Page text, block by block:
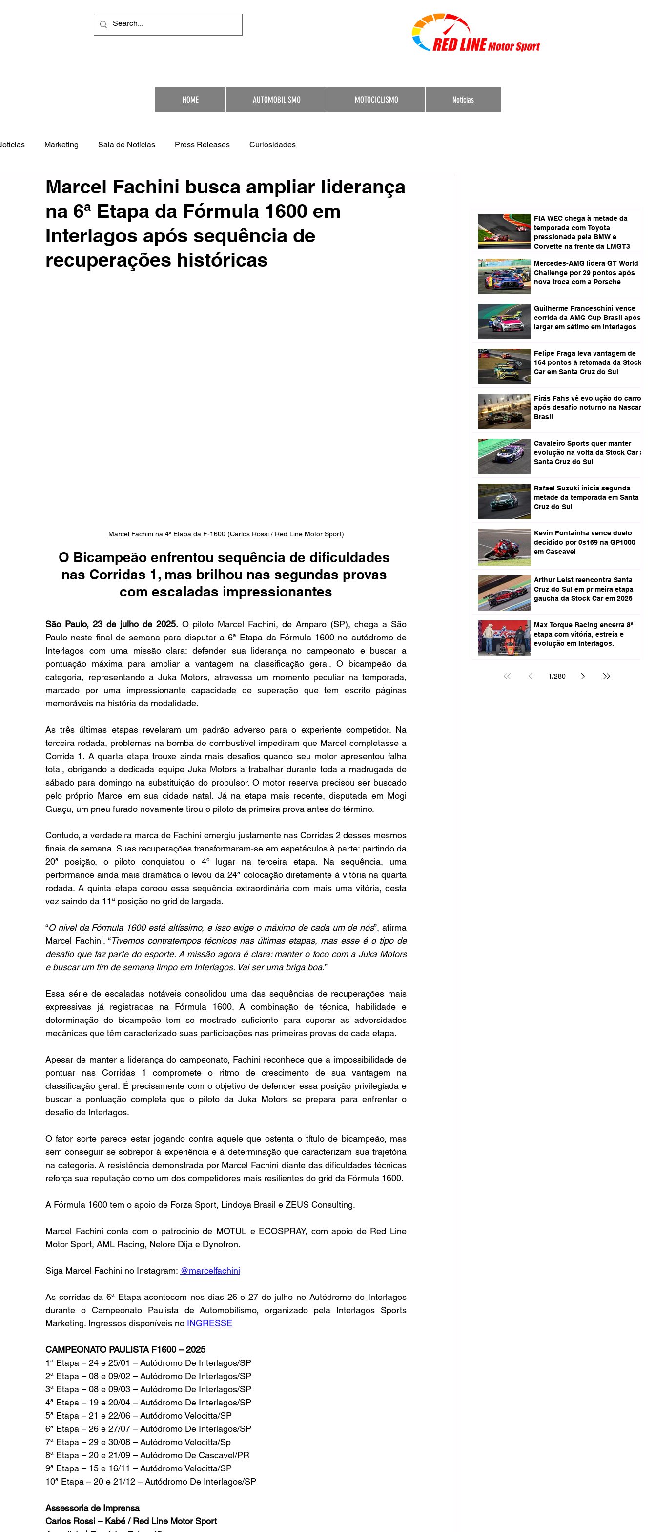
HOME AUTOMOBILISMO MOTOCICLISMO Notícias
Marketing Sala de Notícias Press Releases Curiosidades
Marcel Fachini busca ampliar liderança
na 6ª Etapa da Fórmula 1600 em
Interlagos após sequência de
recuperações históricas
Marcel Fachini na 4ª Etapa da F-1600 (Carlos Rossi / Red Line Motor Sport)
O Bicampeão enfrentou sequência de dificuldades
nas Corridas 1, mas brilhou nas segundas provas
com escaladas impressionantes
São Paulo, 23 de julho de 2025. O piloto Marcel Fachini, de Amparo (SP), chega a São
Paulo neste final de semana para disputar a 6ª Etapa da Fórmula 1600 no autódromo de
Interlagos com uma missão clara: defender sua liderança no campeonato e buscar a
pontuação máxima para ampliar a vantagem na classificação geral. O bicampeão da
categoria, representando a Juka Motors, atravessa um momento peculiar na temporada,
marcado por uma impressionante capacidade de superação que tem escrito páginas
memoráveis na história da modalidade.
As três últimas etapas revelaram um padrão adverso para o experiente competidor. Na
terceira rodada, problemas na bomba de combustível impediram que Marcel completasse a
Corrida 1. A quarta etapa trouxe ainda mais desafios quando seu motor apresentou falha
total, obrigando a dedicada equipe Juka Motors a trabalhar durante toda a madrugada de
sábado para domingo na substituição do propulsor. O motor reserva precisou ser buscado
pelo próprio Marcel em sua cidade natal. Já na etapa mais recente, disputada em Mogi
Guaçu, um pneu furado novamente tirou o piloto da primeira prova antes do término.
Contudo, a verdadeira marca de Fachini emergiu justamente nas Corridas 2 desses mesmos
finais de semana. Suas recuperações transformaram-se em espetáculos à parte: partindo da
20ª posição, o piloto conquistou o 4º lugar na terceira etapa. Na sequência, uma
performance ainda mais dramática o levou da 24ª colocação diretamente à vitória na quarta
rodada. A quinta etapa coroou essa sequência extraordinária com mais uma vitória, desta
vez saindo da 11ª posição no grid de largada.
“O nível da Fórmula 1600 está altíssimo, e isso exige o máximo de cada um de nós”, afirma
Marcel Fachini. “Tivemos contratempos técnicos nas últimas etapas, mas esse é o tipo de
desafio que faz parte do esporte. A missão agora é clara: manter o foco com a Juka Motors
e buscar um fim de semana limpo em Interlagos. Vai ser uma briga boa.”
Essa série de escaladas notáveis consolidou uma das sequências de recuperações mais
expressivas já registradas na Fórmula 1600. A combinação de técnica, habilidade e
determinação do bicampeão tem se mostrado suficiente para superar as adversidades
mecânicas que têm caracterizado suas participações nas primeiras provas de cada etapa.
Apesar de manter a liderança do campeonato, Fachini reconhece que a impossibilidade de
pontuar nas Corridas 1 compromete o ritmo de crescimento de sua vantagem na
classificação geral. É precisamente com o objetivo de defender essa posição privilegiada e
buscar a pontuação completa que o piloto da Juka Motors se prepara para enfrentar o
desafio de Interlagos.
O fator sorte parece estar jogando contra aquele que ostenta o título de bicampeão, mas
sem conseguir se sobrepor à experiência e à determinação que caracterizam sua trajetória
na categoria. A resistência demonstrada por Marcel Fachini diante das dificuldades técnicas
reforça sua reputação como um dos competidores mais resilientes do grid da Fórmula 1600.
A Fórmula 1600 tem o apoio de Forza Sport, Lindoya Brasil e ZEUS Consulting.
Marcel Fachini conta com o patrocínio de MOTUL e ECOSPRAY, com apoio de Red Line
Motor Sport, AML Racing, Nelore Dija e Dynotron.
Siga Marcel Fachini no Instagram: @marcelfachini
As corridas da 6ª Etapa acontecem nos dias 26 e 27 de julho no Autódromo de Interlagos
durante o Campeonato Paulista de Automobilismo, organizado pela Interlagos Sports
Marketing. Ingressos disponíveis no INGRESSE
CAMPEONATO PAULISTA F1600 – 2025
1ª Etapa – 24 e 25/01 – Autódromo De Interlagos/SP
2ª Etapa – 08 e 09/02 – Autódromo De Interlagos/SP
3ª Etapa – 08 e 09/03 – Autódromo De Interlagos/SP
4ª Etapa – 19 e 20/04 – Autódromo De Interlagos/SP
5ª Etapa – 21 e 22/06 – Autódromo Velocitta/SP
6ª Etapa – 26 e 27/07 – Autódromo De Interlagos/SP
7ª Etapa – 29 e 30/08 – Autódromo Velocitta/Sp
8ª Etapa – 20 e 21/09 – Autódromo De Cascavel/PR
9ª Etapa – 15 e 16/11 – Autódromo Velocitta/SP
10ª Etapa – 20 e 21/12 – Autódromo De Interlagos/SP
Assessoria de Imprensa
Carlos Rossi – Kabé / Red Line Motor Sport
FIA WEC chega à metade da
temporada com Toyota
pressionada pela BMW e
Corvette na frente da LMGT3
Mercedes-AMG lidera GT World
Challenge por 29 pontos após
nova troca com a Porsche
Guilherme Franceschini vence
corrida da AMG Cup Brasil após
largar em sétimo em Interlagos
Felipe Fraga leva vantagem de
164 pontos à retomada da Stock
Car em Santa Cruz do Sul
Firás Fahs vê evolução do carro
após desafio noturno na Nascar
Brasil
Cavaleiro Sports quer manter
evolução na volta da Stock Car a
Santa Cruz do Sul
Rafael Suzuki inicia segunda
metade da temporada em Santa
Cruz do Sul
Kevin Fontainha vence duelo
decidido por 0s169 na GP1000
em Cascavel
Arthur Leist reencontra Santa
Cruz do Sul em primeira etapa
gaúcha da Stock Car em 2026
Max Torque Racing encerra 8ª
etapa com vitória, estreia e
evolução em Interlagos.
1/280